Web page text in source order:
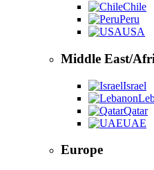
Chile
Peru
USA
Middle East/
Israel
Qatar
UAE
Europe